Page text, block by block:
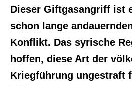
Dieser Giftgasangriff ist
schon lange
Konflikt. Das syrische
hoffen, diese Art der
Kriegführung ungestraft